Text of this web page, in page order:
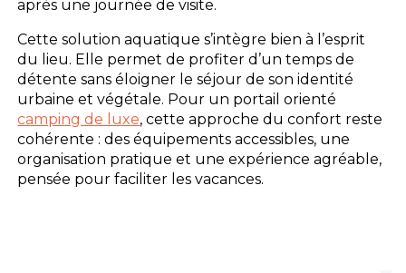
après une journée de visite.
Cette solution aquatique s’intègre bien à l’esprit
du lieu. Elle permet de profiter d’un temps de
détente sans éloigner le séjour de son identité
urbaine et végétale. Pour un portail orienté
camping de luxe, cette approche du confort reste
cohérente : des équipements accessibles, une
organisation pratique et une expérience agréable,
pensée pour faciliter les vacances.